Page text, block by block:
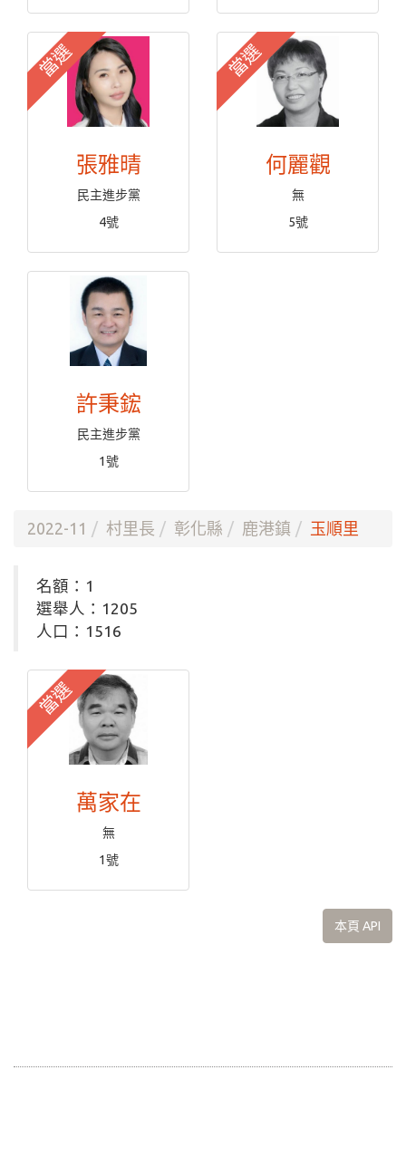
當選
張雅晴
民主進步黨
4號
當選
何麗觀
無
5號
許秉鋐
民主進步黨
1號
2022-11 村里長 彰化縣 鹿港鎮 玉順里
名額：1
選舉人：1205
人口：1516
當選
萬家在
無
1號
本頁 API